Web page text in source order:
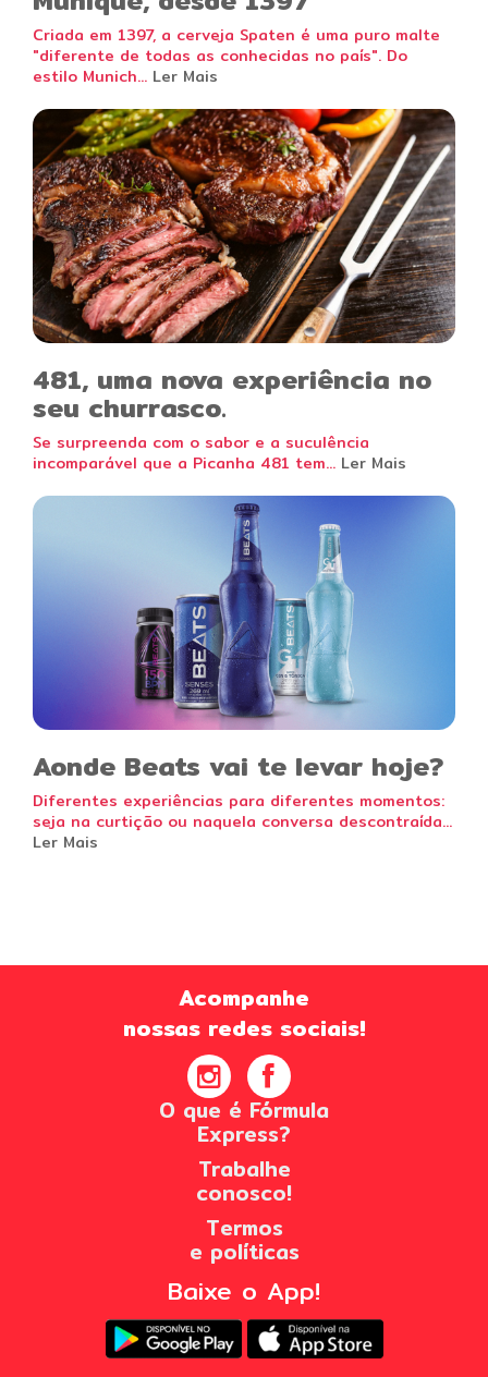
Criada em 1397, a cerveja Spaten é uma puro malte
"diferente de todas as conhecidas no país". Do
estilo Munich... Ler Mais
481, uma nova experiência no
seu churrasco.
Se surpreenda com o sabor e a suculência
incomparável que a Picanha 481 tem... Ler Mais
Aonde Beats vai te levar hoje?
Diferentes experiências para diferentes momentos:
seja na curtição ou naquela conversa descontraída...
Ler Mais
Acompanhe
nossas redes sociais!
O que é Fórmula
Express?
Trabalhe
conosco!
Termos
e políticas
Baixe o App!